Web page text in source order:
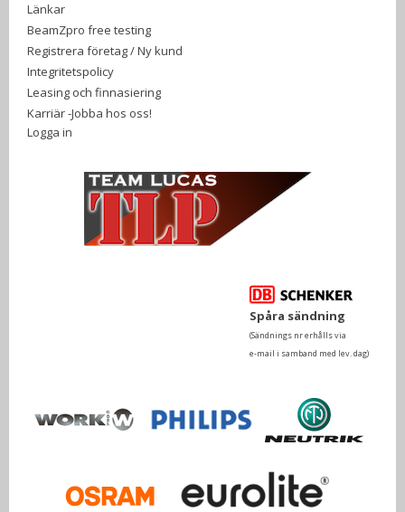
Länkar
BeamZpro free testing
Registrera företag / Ny kund
Integritetspolicy
Leasing och finnasiering
Karriär -Jobba hos oss!
Logga in
Spåra sändning
(Sändnings nr erhålls via
e-mail i samband med lev. dag)